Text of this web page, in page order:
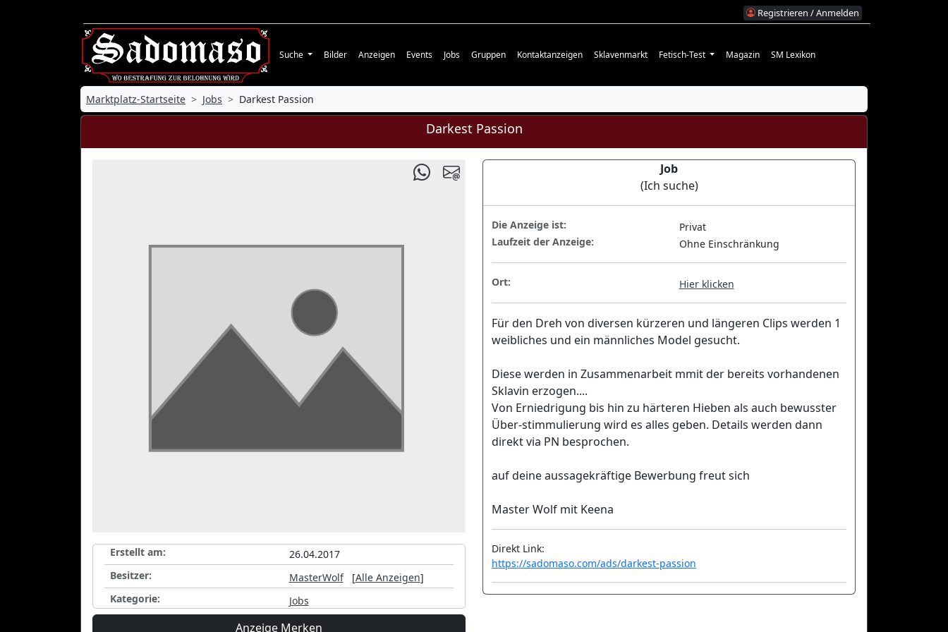
Registrieren / Anmelden
Suche Bilder Anzeigen Events Jobs Gruppen Kontaktanzeigen Sklavenmarkt Fetisch-Test Magazin SM Lexikon
Marktplatz-Startseite Jobs Darkest Passion
Darkest Passion
Erstellt am:
26.04.2017
Besitzer:
MasterWolf[Alle Anzeigen]
Kategorie:
Jobs
Anzeige Merken
Job
(Ich suche)
Die Anzeige ist:
Privat
Laufzeit der Anzeige:
Ohne Einschränkung
Ort: Hier klicken
Für den Dreh von diversen kürzeren und längeren Clips werden 1
weibliches und ein männliches Model gesucht.
Diese werden in Zusammenarbeit mmit der bereits vorhandenen
Sklavin erzogen....
Von Erniedrigung bis hin zu härteren Hieben als auch bewusster
Über-stimmulierung wird es alles geben. Details werden dann
direkt via PN besprochen.
auf deine aussagekräftige Bewerbung freut sich
Master Wolf mit Keena
Direkt Link:
https://sadomaso.com/ads/darkest-passion